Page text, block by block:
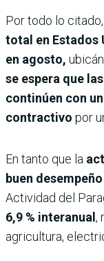
Por todo lo
total en Estados
en agosto,
se espera que
continúen con
contractivo por
En tanto que la
buen
Actividad del
6,9 % interanual ,
agricultura,